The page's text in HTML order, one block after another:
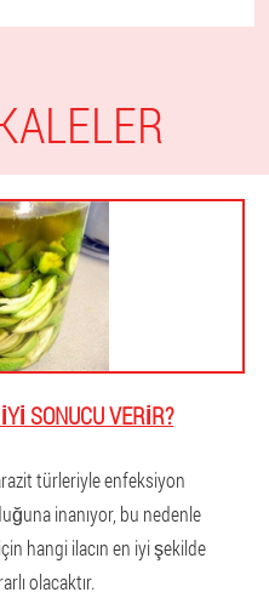
SONUCU VERIR?
türleriyle enfeksiyon
inanıyor, bu nedenle
hangi ilacın en iyi şekilde
olacaktır.